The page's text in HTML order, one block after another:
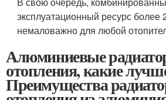
эксплуатационный ресурс более
немаловажно для любой
Алюминиевые
отопления, какие
Преимущества